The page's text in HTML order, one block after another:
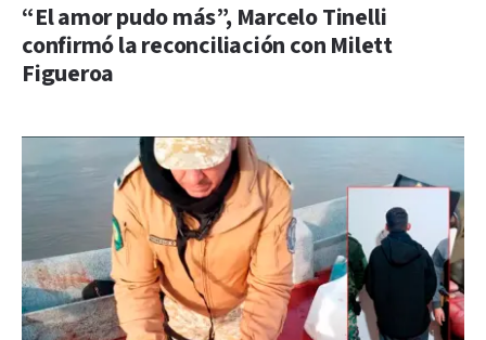
“El amor pudo más”, Marcelo Tinelli
confirmó la reconciliación con Milett
Figueroa